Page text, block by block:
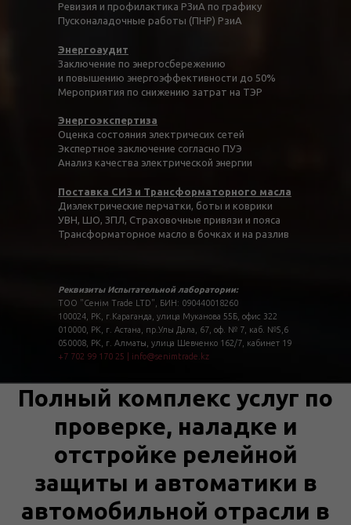
Ревизия и профилактика РЗиА по графику
Пусконаладочные работы (ПНР) РзиА
Энергоаудит
Заключение по энергосбережению
и повышению энергоэффективности до 50%
Мероприятия по снижению затрат на ТЭР
Энергоэкспертиза
Оценка состояния электричесих сетей
Экспертное заключение согласно ПУЭ
Анализ качества электрической энергии
Поставка СИЗ и Трансформаторного масла
Диэлектрические перчатки, боты и коврики
УВН, ШО, ЗПЛ, Страховочные привязи и пояса
Трансформаторное масло в бочках и на разлив
Реквизиты Испытательной лаборатории:
ТОО "Сенім Trade LTD", БИН: 090440018260
100024, РК, г.Караганда, улица Муканова 55Б, офис 322
010000, РК, г. Астана, пр.Улы Дала, 67, оф. № 7, каб. №5,6
050008, РК, г. Алматы, улица Шевченко 162/7, кабинет 19
+7 702 99 170 25
info@senimtrade.kz
Полный комплекс услуг по
проверке, наладке и
отстройке релейной
защиты и автоматики в
автомобильной отрасли в